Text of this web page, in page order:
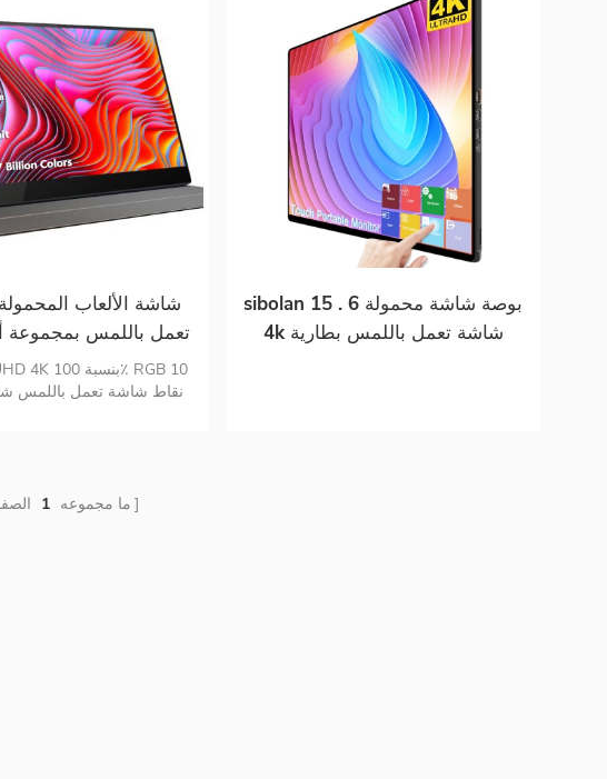
مقاس 6 بوصات
نقاط شاشة تعمل باللمس
sibolan 15 . 6 بوصة شاشة محمولة
4k شاشة تعمل باللمس بطارية
ما مجموعه 1